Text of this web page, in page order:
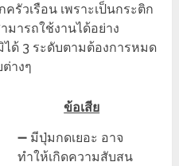
รัวเรือน เพราะเป็นกระติก
ารถใช้งานได้อย่าง
ด้ 3 ระดับตามต้องการหมด
างๆ
ข้อเสีย
➖ มีปุ่มกดเยอะ อาจ
ทำให้เกิดความสับสน